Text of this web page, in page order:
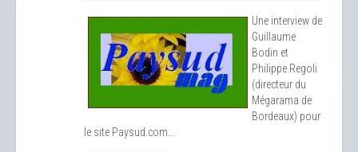
Une interview de
Guillaume
Bodin et
Philippe Regoli
(directeur du
Mégarama de
Bordeaux) pour
le site Paysud.com...